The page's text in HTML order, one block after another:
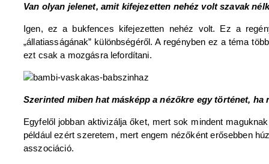
Van olyan jelenet, amit kifejezetten nehéz volt szavak
Igen, ez a bukfences kifejezetten nehéz volt. Ez a
„állatiasságának” különbségéről. A regényben ez a téma
ezt csak a mozgásra lefordítani.
Szerinted miben hat másképp a nézőkre egy történet, ha
Egyfelől jobban aktivizálja őket, mert sok mindent
például ezért szeretem, mert engem nézőként erősebben
asszociáció.